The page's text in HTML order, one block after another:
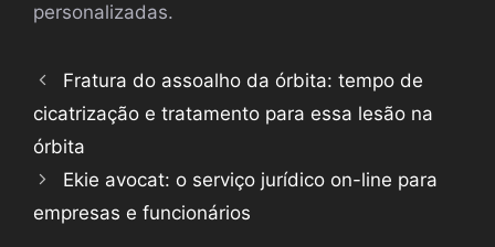
personalizadas.
Fratura do assoalho da órbita: tempo de
cicatrização e tratamento para essa lesão na
órbita
Ekie avocat: o serviço jurídico on-line para
empresas e funcionários